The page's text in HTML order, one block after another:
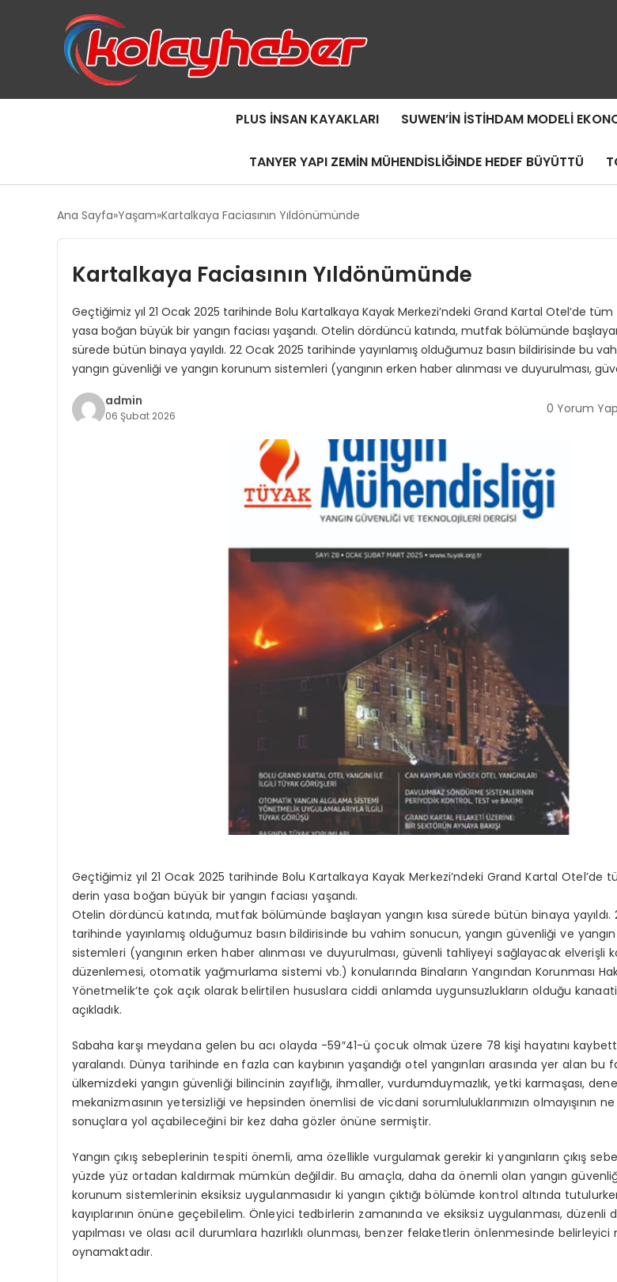
PLUS İNSAN KAYAKLARI SUWEN’IN İSTIHDAM MODELI
TANYER YAPI ZEMIN MÜHENDISLIĞINDE HEDEF BÜYÜTTÜ
Ana Sayfa Yaşam Kartalkaya Faciasının Yıldönümünde
Kartalkaya Faciasının Yıldönümünde
Geçtiğimiz yıl 21 Ocak 2025 tarihinde Bolu Kartalkaya Kayak Merkezi’ndeki Grand Kartal Otel’de tüm
yasa boğan büyük bir yangın faciası yaşandı. Otelin dördüncü katında, mutfak bölümünde
sürede bütün binaya yayıldı. 22 Ocak 2025 tarihinde yayınlamış olduğumuz basın bildirisinde bu
yangın güvenliği ve yangın korunum sistemleri (yangının erken haber alınması ve duyurulması,
admin
06 Şubat 2026 0 Yorum
Geçtiğimiz yıl 21 Ocak 2025 tarihinde Bolu Kartalkaya Kayak Merkezi’ndeki Grand Kartal Otel’de
derin yasa boğan büyük bir yangın faciası yaşandı.
Otelin dördüncü katında, mutfak bölümünde başlayan yangın kısa sürede bütün binaya yayıldı.
tarihinde yayınlamış olduğumuz basın bildirisinde bu vahim sonucun, yangın güvenliği ve
sistemleri (yangının erken haber alınması ve duyurulması, güvenli tahliyeyi sağlayacak elverişli
düzenlemesi, otomatik yağmurlama sistemi vb.) konularında Binaların Yangından Korunması
Yönetmelik’te çok açık olarak belirtilen hususlara ciddi anlamda uygunsuzlukların olduğu
açıkladık.
Sabaha karşı meydana gelen bu acı olayda -59″41-ü çocuk olmak üzere 78 kişi hayatını
yaralandı. Dünya tarihinde en fazla can kaybının yaşandığı otel yangınları arasında yer alan bu
ülkemizdeki yangın güvenliği bilincinin zayıflığı, ihmaller, vurdumduymazlık, yetki karmaşası,
mekanizmasının yetersizliği ve hepsinden önemlisi de vicdani sorumluluklarımızın olmayışının
sonuçlara yol açabileceğini bir kez daha gözler önüne sermiştir.
Yangın çıkış sebeplerinin tespiti önemli, ama özellikle vurgulamak gerekir ki yangınların çıkış
yüzde yüz ortadan kaldırmak mümkün değildir. Bu amaçla, daha da önemli olan yangın
korunum sistemlerinin eksiksiz uygulanmasıdır ki yangın çıktığı bölümde kontrol altında
kayıplarının önüne geçebilelim. Önleyici tedbirlerin zamanında ve eksiksiz uygulanması, düzenli
yapılması ve olası acil durumlara hazırlıklı olunması, benzer felaketlerin önlenmesinde belirleyici
oynamaktadır.